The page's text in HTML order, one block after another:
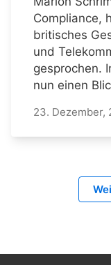
Compliance,
britisches
und
gesprochen.
nun einen Blic
23. Dezember,